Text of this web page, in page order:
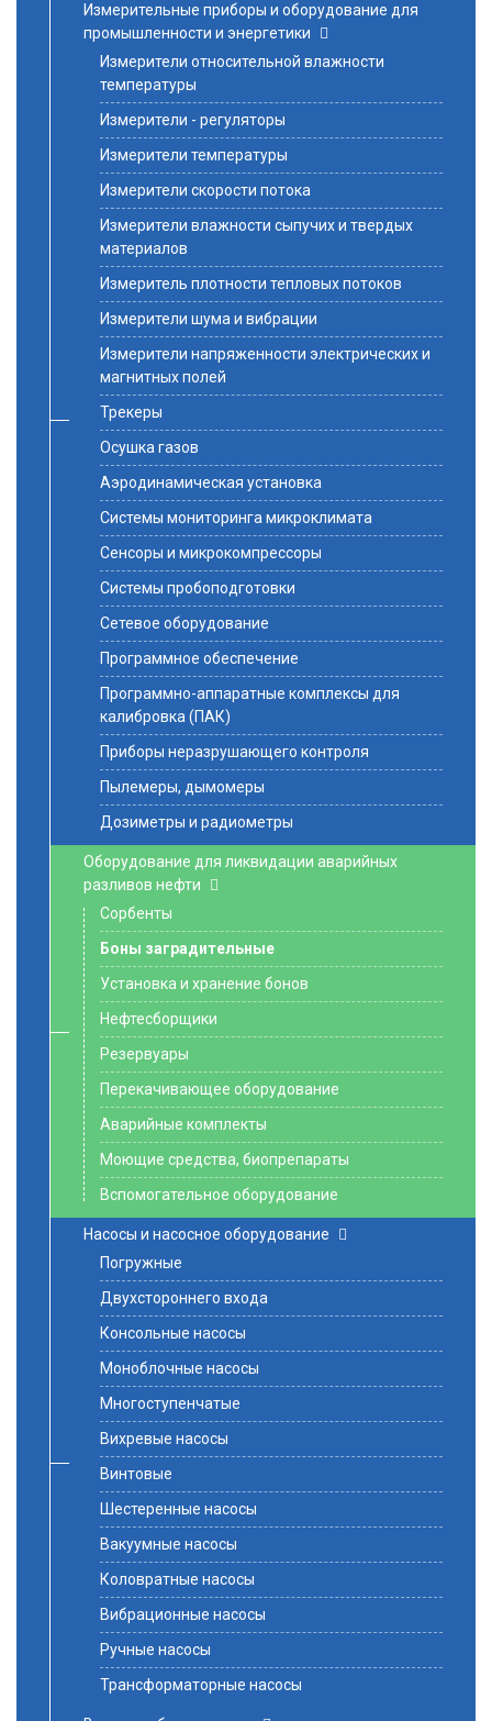
Измерительные приборы и оборудование для
промышленности и энергетики
Измерители относительной влажности
температуры
Измерители - регуляторы
Измерители температуры
Измерители скорости потока
Измерители влажности сыпучих и твердых
материалов
Измеритель плотности тепловых потоков
Измерители шума и вибрации
Измерители напряженности электрических и
магнитных полей
Трекеры
Осушка газов
Аэродинамическая установка
Системы мониторинга микроклимата
Сенсоры и микрокомпрессоры
Системы пробоподготовки
Сетевое оборудование
Программное обеспечение
Программно-аппаратные комплексы для
калибровка (ПАК)
Приборы неразрушающего контроля
Пылемеры, дымомеры
Дозиметры и радиометры
Оборудование для ликвидации аварийных
разливов нефти
Сорбенты
Боны заградительные
Установка и хранение бонов
Нефтесборщики
Резервуары
Перекачивающее оборудование
Аварийные комплекты
Моющие средства, биопрепараты
Вспомогательное оборудование
Насосы и насосное оборудование
Погружные
Двухстороннего входа
Консольные насосы
Моноблочные насосы
Многоступенчатые
Вихревые насосы
Винтовые
Шестеренные насосы
Вакуумные насосы
Коловратные насосы
Вибрационные насосы
Ручные насосы
Трансформаторные насосы